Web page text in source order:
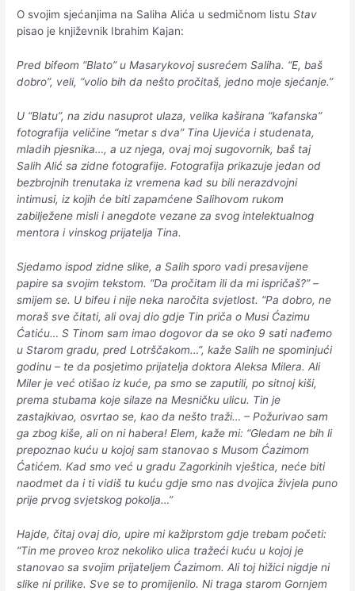
O svojim sjećanjima na Saliha Alića u sedmičnom listuStav
pisao je književnik Ibrahim Kajan:
Pred bifeom “Blato” u Masarykovoj susrećem Saliha. “E, baš
dobro”, veli, “volio bih da nešto pročitaš, jedno moje sjećanje.”
U “Blatu”, na zidu nasuprot ulaza, velika kaširana “kafanska”
fotografija veličine “metar s dva” Tina Ujevića i studenata,
mladih pjesnika…, a uz njega, ovaj moj sugovornik, baš taj
Salih Alić sa zidne fotografije. Fotografija prikazuje jedan od
bezbrojnih trenutaka iz vremena kad su bili nerazdvojni
intimusi, iz kojih će biti zapamćene Salihovom rukom
zabilježene misli i anegdote vezane za svog intelektualnog
mentora i vinskog prijatelja Tina.
Sjedamo ispod zidne slike, a Salih sporo vadi presavijene
papire sa svojim tekstom. “Da pročitam ili da mi ispričaš?” –
smijem se. U bifeu i nije neka naročita svjetlost. “Pa dobro, ne
moraš sve čitati, ali ovaj dio gdje Tin priča o Musi Ćazimu
Ćatiću… S Tinom sam imao dogovor da se oko 9 sati nađemo
u Starom gradu, pred Lotrščakom…”, kaže Salih ne spominjući
godinu – te da posjetimo prijatelja doktora Aleksa Milera. Ali
Miler je već otišao iz kuće, pa smo se zaputili, po sitnoj kiši,
prema stubama koje silaze na Mesničku ulicu. Tin je
zastajkivao, osvrtao se, kao da nešto traži… – Požurivao sam
ga zbog kiše, ali on ni habera! Elem, kaže mi: “Gledam ne bih li
prepoznao kuću u kojoj sam stanovao s Musom Ćazimom
Ćatićem. Kad smo već u gradu Zagorkinih vještica, neće biti
naodmet da i ti vidiš tu kuću gdje smo nas dvojica živjela puno
prije prvog svjetskog pokolja…”
Hajde, čitaj ovaj dio, upire mi kažiprstom gdje trebam početi:
“Tin me proveo kroz nekoliko ulica tražeći kuću u kojoj je
stanovao sa svojim prijateljem Ćazimom. Ali toj hižici nigdje ni
slike ni prilike. Sve se to promijenilo. Ni traga starom Gornjem